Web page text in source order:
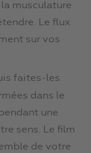
musculature
Le flux
sur vos
faites-les
dans le
une
sens. Le film
de votre